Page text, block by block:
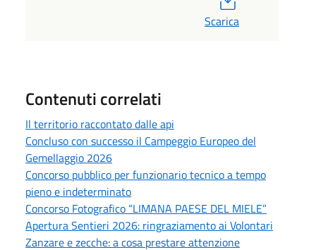
Scarica
Contenuti correlati
Il territorio raccontato dalle api
Concluso con successo il Campeggio Europeo del
Gemellaggio 2026
Concorso pubblico per funzionario tecnico a tempo
pieno e indeterminato
Concorso Fotografico “LIMANA PAESE DEL MIELE”
Apertura Sentieri 2026: ringraziamento ai Volontari
Zanzare e zecche: a cosa prestare attenzione